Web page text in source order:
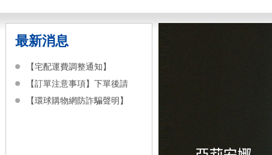
最新消息
【宅配運費調整通知】
【訂單注意事項】下單後請
【環球購物網防詐騙聲明】